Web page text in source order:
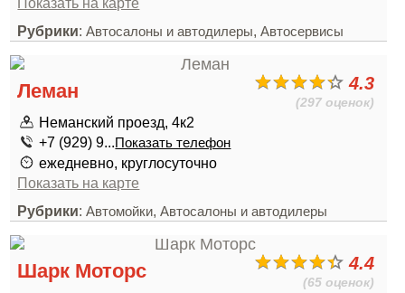
Рубрики:Автосалоны и автодилеры,Автосервисы
4.3
(297 оценок)
Леман
Неманский проезд, 4к2
+7 (929) 9...Показать телефон
ежедневно, круглосуточно
Показать на карте
Рубрики:Автомойки,Автосалоны и автодилеры
4.4
(65 оценок)
Шарк Моторс